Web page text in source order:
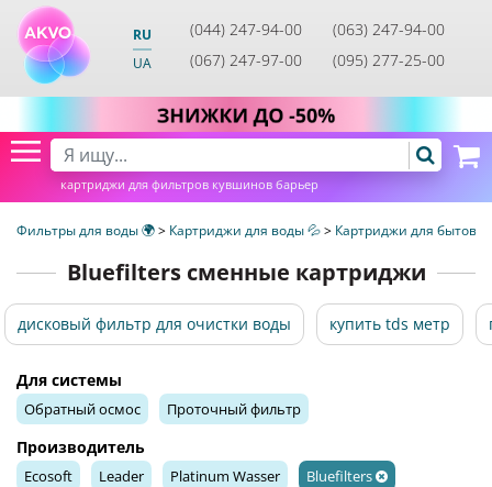
RU
UA
(044) 247-94-00
(063) 247-94-00
(067) 247-97-00
(095) 277-25-00
картриджи для фильтров кувшинов барьер
Фильтры для воды 🌍> Картриджи для воды 💦> Картриджи для
Bluefilters сменные картриджи
дисковый фильтр для очистки воды купить tds метр
Для системы
Обратный осмос Проточный фильтр
Производитель
Ecosoft Leader Platinum Wasser Bluefilters